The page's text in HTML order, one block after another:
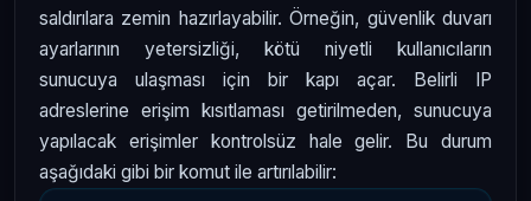
saldırılara zemin hazırlayabilir. Örneğin, güvenlik duvarı
ayarlarının yetersizliği, kötü niyetli kullanıcıların
sunucuya ulaşması için bir kapı açar. Belirli IP
adreslerine erişim kısıtlaması getirilmeden, sunucuya
yapılacak erişimler kontrolsüz hale gelir. Bu durum
aşağıdaki gibi bir komut ile artırılabilir: